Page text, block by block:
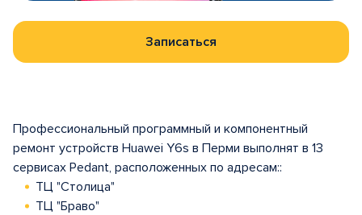
Записаться
Профессиональный программный и компонентный
ремонт устройств Huawei Y6s в Перми выполнят в 13
сервисах Pedant, расположенных по адресам::
ТЦ "Столица"
ТЦ "Браво"